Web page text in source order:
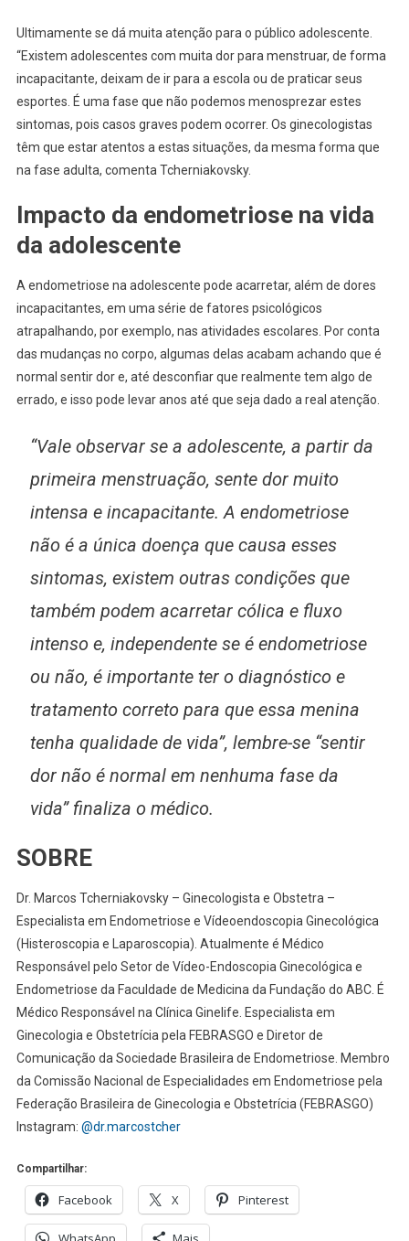
Ultimamente se dá muita atenção para o público adolescente.
“Existem adolescentes com muita dor para menstruar, de forma
incapacitante, deixam de ir para a escola ou de praticar seus
esportes. É uma fase que não podemos menosprezar estes
sintomas, pois casos graves podem ocorrer. Os ginecologistas
têm que estar atentos a estas situações, da mesma forma que
na fase adulta, comenta Tcherniakovsky.
Impacto da endometriose na vida
da adolescente
A endometriose na adolescente pode acarretar, além de dores
incapacitantes, em uma série de fatores psicológicos
atrapalhando, por exemplo, nas atividades escolares. Por conta
das mudanças no corpo, algumas delas acabam achando que é
normal sentir dor e, até desconfiar que realmente tem algo de
errado, e isso pode levar anos até que seja dado a real atenção.
“Vale observar se a adolescente, a partir da
primeira menstruação, sente dor muito
intensa e incapacitante. A endometriose
não é a única doença que causa esses
sintomas, existem outras condições que
também podem acarretar cólica e fluxo
intenso e, independente se é endometriose
ou não, é importante ter o diagnóstico e
tratamento correto para que essa menina
tenha qualidade de vida”, lembre-se “sentir
dor não é normal em nenhuma fase da
vida” finaliza o médico.
SOBRE
Dr. Marcos Tcherniakovsky – Ginecologista e Obstetra –
Especialista em Endometriose e Vídeoendoscopia Ginecológica
(Histeroscopia e Laparoscopia). Atualmente é Médico
Responsável pelo Setor de Vídeo-Endoscopia Ginecológica e
Endometriose da Faculdade de Medicina da Fundação do ABC. É
Médico Responsável na Clínica Ginelife. Especialista em
Ginecologia e Obstetrícia pela FEBRASGO e Diretor de
Comunicação da Sociedade Brasileira de Endometriose. Membro
da Comissão Nacional de Especialidades em Endometriose pela
Federação Brasileira de Ginecologia e Obstetrícia (FEBRASGO)
Instagram: @dr.marcostcher
Compartilhar:
Facebook X Pinterest